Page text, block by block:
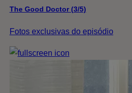
The Good Doctor (3/5)
Fotos exclusivas do episódio